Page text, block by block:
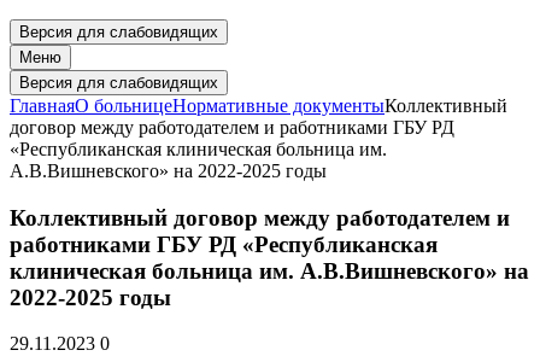
Версия для слабовидящих
Меню
Версия для слабовидящих
ГлавнаяО больницеНормативные документыКоллективный
договор между работодателем и работниками ГБУ РД
«Республиканская клиническая больница им.
А.В.Вишневского» на 2022-2025 годы
Коллективный договор между работодателем и
работниками ГБУ РД «Республиканская
клиническая больница им. А.В.Вишневского» на
2022-2025 годы
29.11.2023 0